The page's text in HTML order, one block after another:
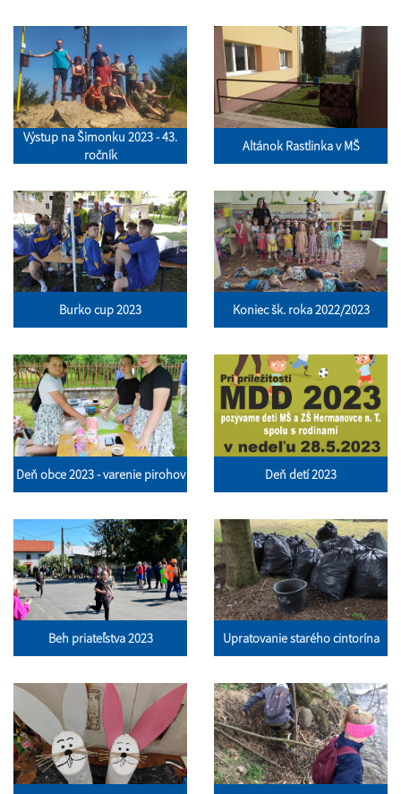
Výstup na Šimonku 2023 - 43.
ročník
Altánok Rastlinka v MŠ
Burko cup 2023 Koniec šk. roka 2022/2023
Deň obce 2023 - varenie pirohov Deň detí 2023
Beh priateľstva 2023 Upratovanie starého cintorína